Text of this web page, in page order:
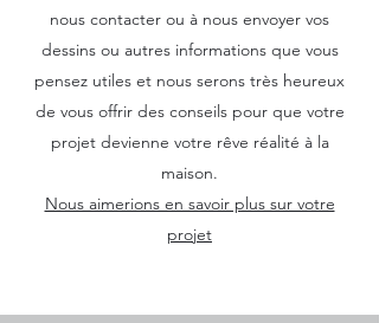
nous contacter ou à nous envoyer vos
dessins ou autres informations que vous
pensez utiles et nous serons très heureux
de vous offrir des conseils pour que votre
projet devienne votre rêve réalité à la
maison.
Nous aimerions en savoir plus sur votre
projet